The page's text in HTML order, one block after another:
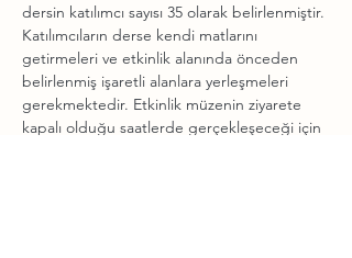
dersin katılımcı sayısı 35 olarak belirlenmiştir.
Katılımcıların derse kendi matlarını
getirmeleri ve etkinlik alanında önceden
belirlenmiş işaretli alanlara yerleşmeleri
gerekmektedir. Etkinlik müzenin ziyarete
kapalı olduğu saatlerde gerçekleşeceği için